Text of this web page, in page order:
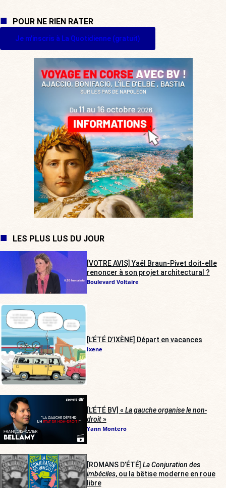
POUR NE RIEN RATER
Je m'inscris à La Quotidienne (gratuit)
LES PLUS LUS DU JOUR
[VOTRE AVIS] Yaël Braun-Pivet doit-elle
renoncer à son projet architectural ?
Boulevard Voltaire
[L’ÉTÉ D’IXÈNE] Départ en vacances
Ixene
[L’ÉTÉ BV] « La gauche organise le non-
droit»
Yann Montero
[ROMANS D’ÉTÉ] La Conjuration des
imbéciles, ou la bêtise moderne en roue
libre